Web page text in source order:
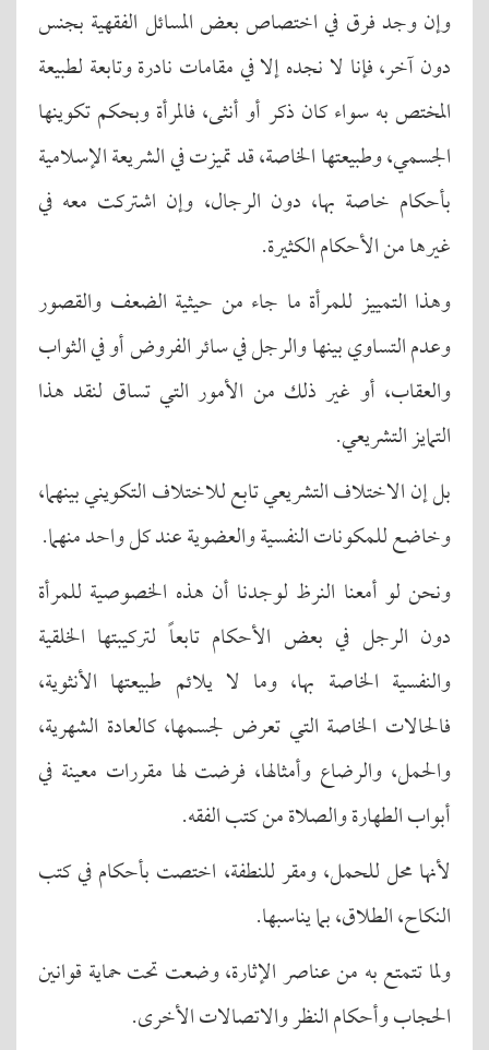
وإن وجد فرق في اختصاص بعض المسائل الفقهية بجنس
دون آخر، فإنا لا نجده إلا في مقامات نادرة وتابعة لطبيعة
المختص به سواء كان ذكر أو أنثى، فالمرأة وبحكم تكوينها
الجسمي، وطبيعتها الخاصة، قد تميزت في الشريعة الإسلامية
بأحكام خاصة بها، دون الرجال، وإن اشتركت معه في
غيرها من الأحكام الكثيرة.
وهذا التمييز للمرأة ما جاء من حيثية الضعف والقصور
وعدم التساوي بينها والرجل في سائر الفروض أو في الثواب
والعقاب، أو غير ذلك من الأمور التي تساق لنقد هذا
التمايز التشريعي.
بل إن الاختلاف التشريعي تابع للاختلاف التكويني بينهما،
وخاضع للمكونات النفسية والعضوية عند كل واحد منهما.
ونحن لو أمعنا النرظ لوجدنا أن هذه الخصوصية للمرأة
دون الرجل في بعض الأحكام تابعاً لتركيبتها الخلقية
والنفسية الخاصة بها، وما لا يلائم طبيعتها الأنثوية،
فالحالات الخاصة التي تعرض لجسمها، كالعادة الشهرية،
والحمل، والرضاع وأمثالها، فرضت لها مقررات معينة في
أبواب الطهارة والصلاة من كتب الفقه.
لأنها محل للحمل، ومقر للنطفة، اختصت بأحكام في كتب
النكاح، الطلاق، بما يناسبها.
ولما تتمتع به من عناصر الإثارة، وضعت تحت حماية قوانين
الحجاب وأحكام النظر والاتصالات الأخرى.